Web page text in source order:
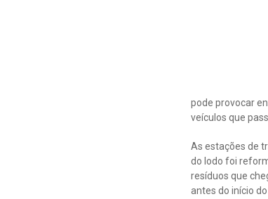
pode provocar
veículos que
As estações de
do lodo foi
resíduos que
antes do início